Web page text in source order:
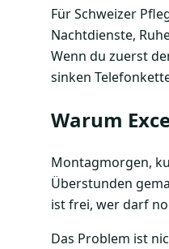
Für Schweizer
Nachtdienste,
Wenn du zuerst
sinken
Warum
Montagmorgen,
Überstunden
ist frei, wer darf
Das Problem ist